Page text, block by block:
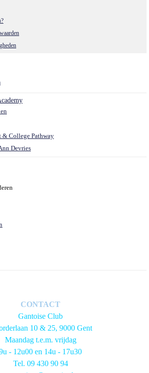
& College Pathway
Devries
CONTACT
Gantoise Club
10 & 25, 9000 Gent
Maandag t.e.m. vrijdag
- 12u00 en 14u - 17u30
Tel. 09 430 90 94